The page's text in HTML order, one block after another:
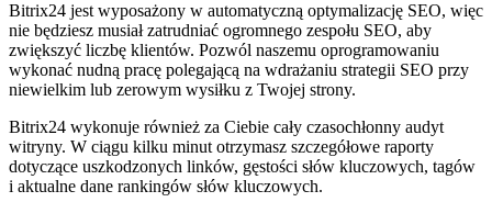
Bitrix24 jest wyposażony w automatyczną optymalizację SEO, więc
nie będziesz musiał zatrudniać ogromnego zespołu SEO, aby
zwiększyć liczbę klientów. Pozwól naszemu oprogramowaniu
wykonać nudną pracę polegającą na wdrażaniu strategii SEO przy
niewielkim lub zerowym wysiłku z Twojej strony.
Bitrix24 wykonuje również za Ciebie cały czasochłonny audyt
witryny. W ciągu kilku minut otrzymasz szczegółowe raporty
dotyczące uszkodzonych linków, gęstości słów kluczowych, tagów
i aktualne dane rankingów słów kluczowych.